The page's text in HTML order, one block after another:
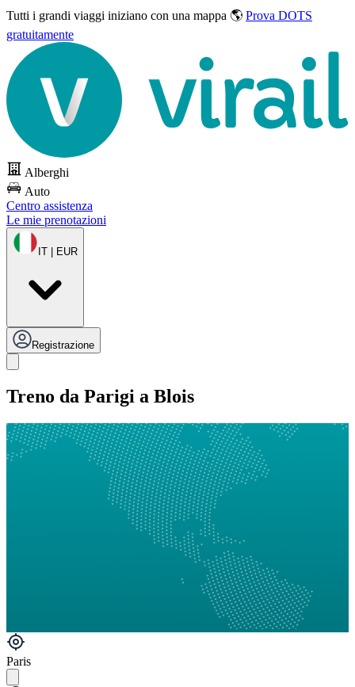
Tutti i grandi viaggi iniziano con una mappa 🌎 Prova DOTS
gratuitamente
Alberghi
Auto
Centro assistenza
Le mie prenotazioni
IT | EUR
Registrazione
Treno da Parigi a Blois
Paris